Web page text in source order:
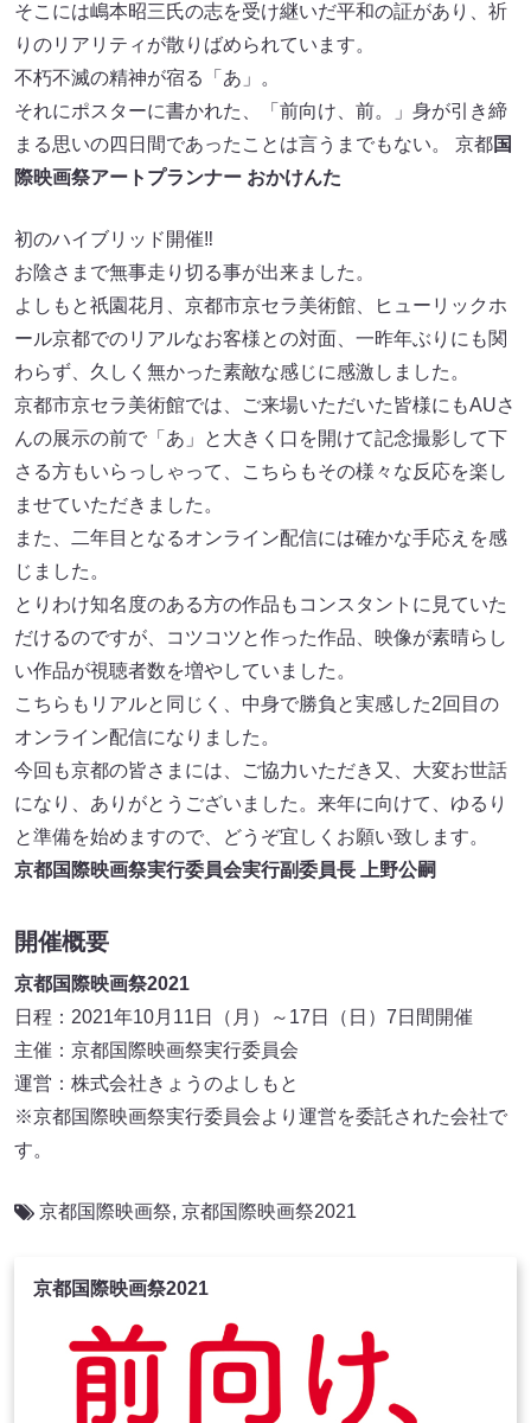
そこには嶋本昭三氏の志を受け継いだ平和の証があり、祈
りのリアリティが散りばめられています。
不朽不滅の精神が宿る「あ」。
それにポスターに書かれた、「前向け、前。」身が引き締
まる思いの四日間であったことは言うまでもない。 京都国
際映画祭アートプランナー おかけんた
初のハイブリッド開催‼︎
お陰さまで無事走り切る事が出来ました。
よしもと祇園花月、京都市京セラ美術館、ヒューリックホ
ール京都でのリアルなお客様との対面、一昨年ぶりにも関
わらず、久しく無かった素敵な感じに感激しました。
京都市京セラ美術館では、ご来場いただいた皆様にもAUさ
んの展示の前で「あ」と大きく口を開けて記念撮影して下
さる方もいらっしゃって、こちらもその様々な反応を楽し
ませていただきました。
また、二年目となるオンライン配信には確かな手応えを感
じました。
とりわけ知名度のある方の作品もコンスタントに見ていた
だけるのですが、コツコツと作った作品、映像が素晴らし
い作品が視聴者数を増やしていました。
こちらもリアルと同じく、中身で勝負と実感した2回目の
オンライン配信になりました。
今回も京都の皆さまには、ご協力いただき又、大変お世話
になり、ありがとうございました。来年に向けて、ゆるり
と準備を始めますので、どうぞ宜しくお願い致します。
京都国際映画祭実行委員会実行副委員長 上野公嗣
開催概要
京都国際映画祭2021
日程：2021年10月11日（月）～17日（日）7日間開催
主催：京都国際映画祭実行委員会
運営：株式会社きょうのよしもと
※京都国際映画祭実行委員会より運営を委託された会社で
す。
京都国際映画祭, 京都国際映画祭2021
京都国際映画祭2021